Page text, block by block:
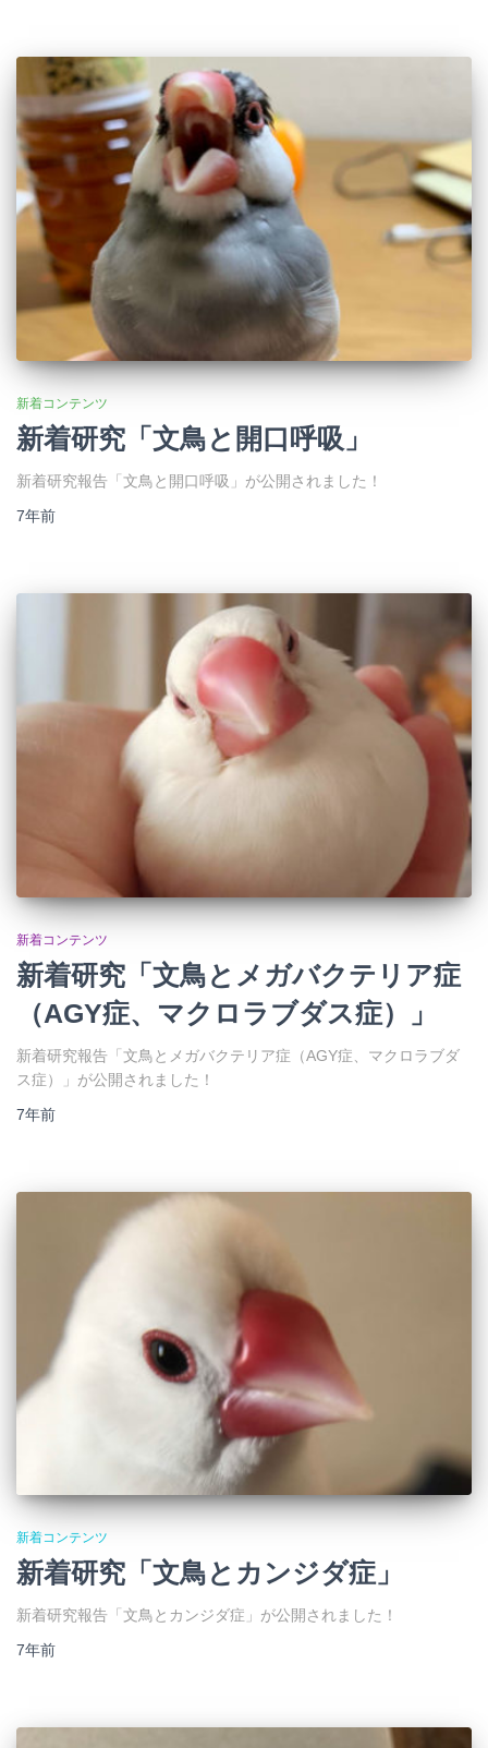
新着コンテンツ
新着研究「文鳥と開口呼吸」
新着研究報告「文鳥と開口呼吸」が公開されました！
7年前
新着コンテンツ
新着研究「文鳥とメガバクテリア症
（AGY症、マクロラブダス症）」
新着研究報告「文鳥とメガバクテリア症（AGY症、マクロラブダ
ス症）」が公開されました！
7年前
新着コンテンツ
新着研究「文鳥とカンジダ症」
新着研究報告「文鳥とカンジダ症」が公開されました！
7年前